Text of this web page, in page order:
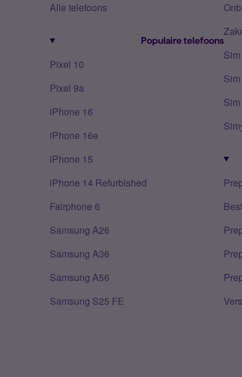
Alle telefoons
Populaire telefoons
Pixel 10
Pixel 9a
iPhone 16
iPhone 16e
iPhone 15
iPhone 14 Refurbished
Fairphone 6
Samsung A26
Samsung A36
Samsung A56
Samsung S25 FE